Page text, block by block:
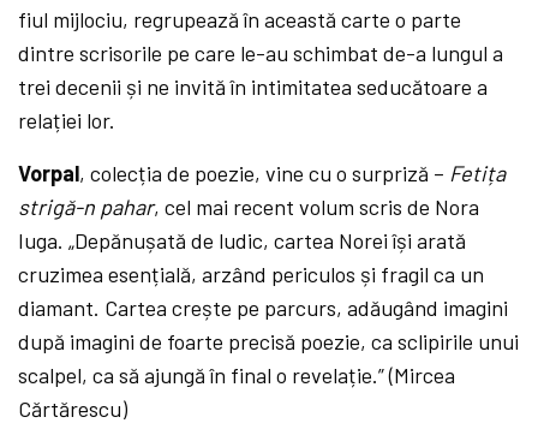
fiul mijlociu, regrupează în această carte o parte
dintre scrisorile pe care le-au schimbat de-a lungul a
trei decenii și ne invită în intimitatea seducătoare a
relației lor.
Vorpal, colecția de poezie, vine cu o surpriză – Fetița
strigă-n pahar, cel mai recent volum scris de Nora
Iuga. „Depănușată de ludic, cartea Norei își arată
cruzimea esențială, arzând periculos și fragil ca un
diamant. Cartea crește pe parcurs, adăugând imagini
după imagini de foarte precisă poezie, ca sclipirile unui
scalpel, ca să ajungă în final o revelație.” (Mircea
Cărtărescu)